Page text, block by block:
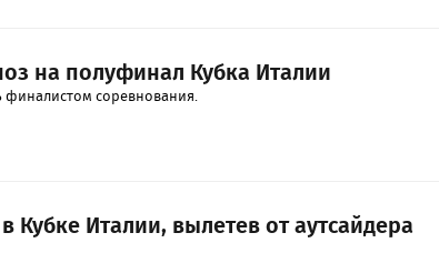
на полуфинал Кубка Италии
финалистом соревнования.
Кубке Италии, вылетев от аутсайдера